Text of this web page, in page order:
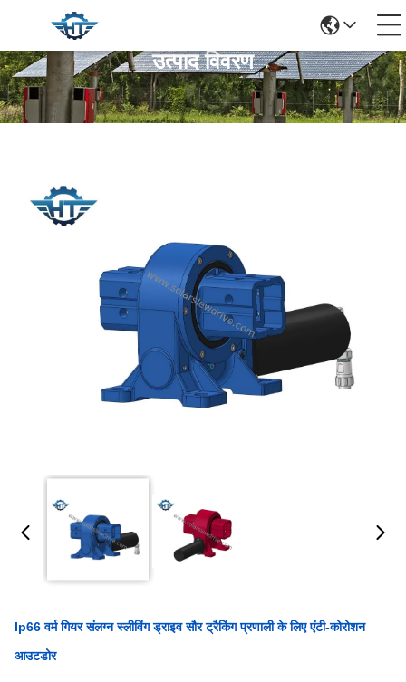
उत्पाद विवरण
Ip66 वर्म गियर संलग्न स्लीविंग ड्राइव सौर ट्रैकिंग प्रणाली के लिए एंटी-कोरोशन
आउटडोर